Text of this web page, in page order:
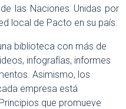
las Naciones Unidas por
local de Pacto en su país.
biblioteca con más de
infografías, informes
Asimismo, los
empresa está
que promueve